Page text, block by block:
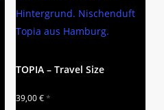
TOPIA – Travel Size
39,00€*